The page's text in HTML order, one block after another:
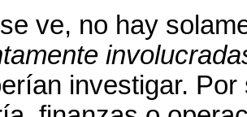
ve, no hay
investigar.